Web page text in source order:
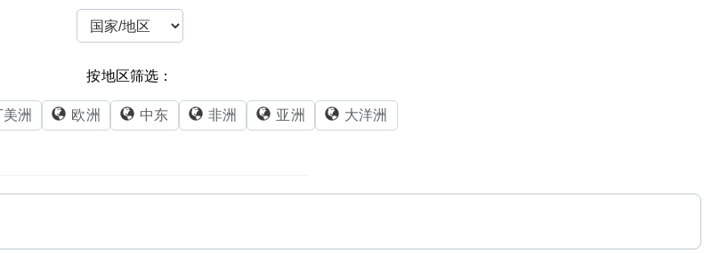
按地区筛选：
洲 欧洲 中东 非洲 亚洲 大洋洲